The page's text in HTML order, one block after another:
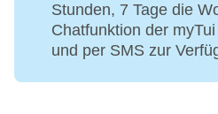
Stunden, 7 Tage die
Chatfunktion der
und per SMS zur